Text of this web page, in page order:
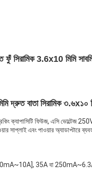
সিরামিক 3.6x10 মিমি
দ্রুত বাতা সিরামিক ৩.৬x১০
ক্যাপাসিটি ফিউজ, এসি ভোল্টেজ
সাপ্লাই এবং পাওয়ার অ্যাডাপ্টারে
35A বা